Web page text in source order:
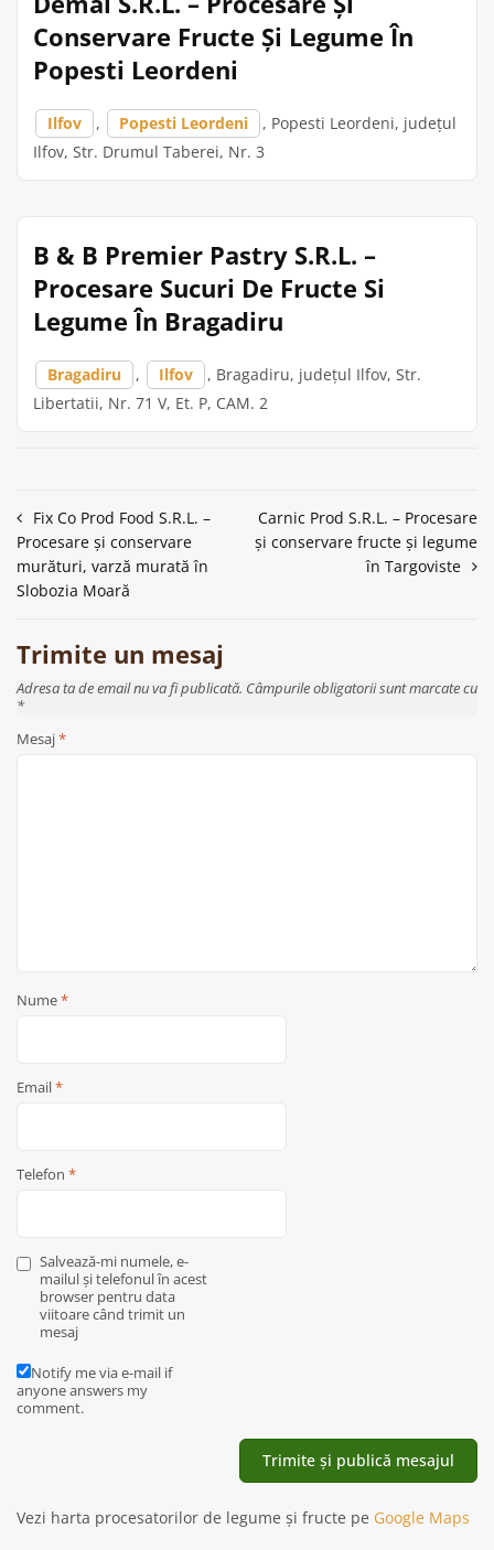
Conservare Fructe Și Legume În
Popesti Leordeni
Ilfov , Popesti Leordeni
, Popesti Leordeni, județul
Ilfov, Str. Drumul Taberei, Nr. 3
B & B Premier Pastry S.R.L. –
Procesare Sucuri De Fructe Si
Legume În Bragadiru
Bragadiru , Ilfov
, Bragadiru, județul Ilfov, Str.
Libertatii, Nr. 71 V, Et. P, CAM. 2
Navigare
în
articole
Fix Co Prod Food S.R.L. –
Procesare și conservare
murături, varză murată în
Slobozia Moară
Carnic Prod S.R.L. – Procesare
și conservare fructe și legume
în Targoviste
Trimite un mesaj
Adresa ta de email nu va fi publicată. Câmpurile obligatorii sunt marcate cu
*
Mesaj*
Nume*
Email*
Telefon *
Salvează-mi numele, e-
mailul și telefonul în acest
browser pentru data
viitoare când trimit un
mesaj
Notify me via e-mail if
anyone answers my
comment.
Vezi harta procesatorilor de legume și fructe pe Google Maps